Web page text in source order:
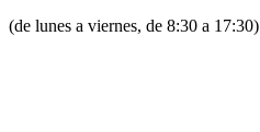
(de lunes a viernes, de 8:30 a 17:30)